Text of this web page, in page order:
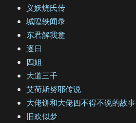
义妖烧氏传
城隍轶闻录
东君解我意
逐日
四姐
大道三千
艾荷斯努耶传说
大佬饼和大佬四不得不说的故事
旧欢似梦